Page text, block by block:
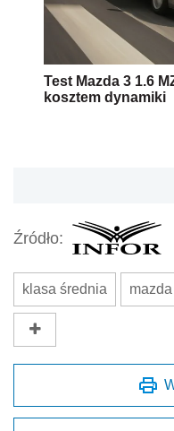
Test Mazda 3 1.6
kosztem dynamiki
Źródło:
klasa średnia mazda